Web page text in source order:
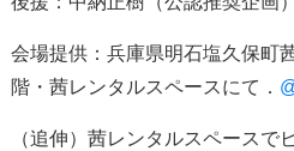
会場提供：兵庫県明石塩久保町
階・茜レンタルスペースにて．
（追伸）茜レンタルスペースで